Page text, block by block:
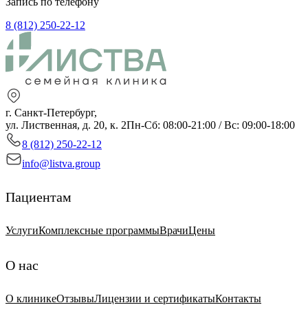
8 (812) 250-22-12
г. Санкт-Петербург,
ул. Лиственная, д. 20, к. 2Пн-Сб: 08:00-21:00 / Вс: 09:00-18:00
8 (812) 250-22-12
info@listva.group
Пациентам
УслугиКомплексные программыВрачиЦены
О нас
О клиникеОтзывыЛицензии и сертификатыКонтакты